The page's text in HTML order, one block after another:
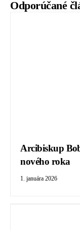
Odporúčané
Arcibiskup
nového roka
1. januára 2026